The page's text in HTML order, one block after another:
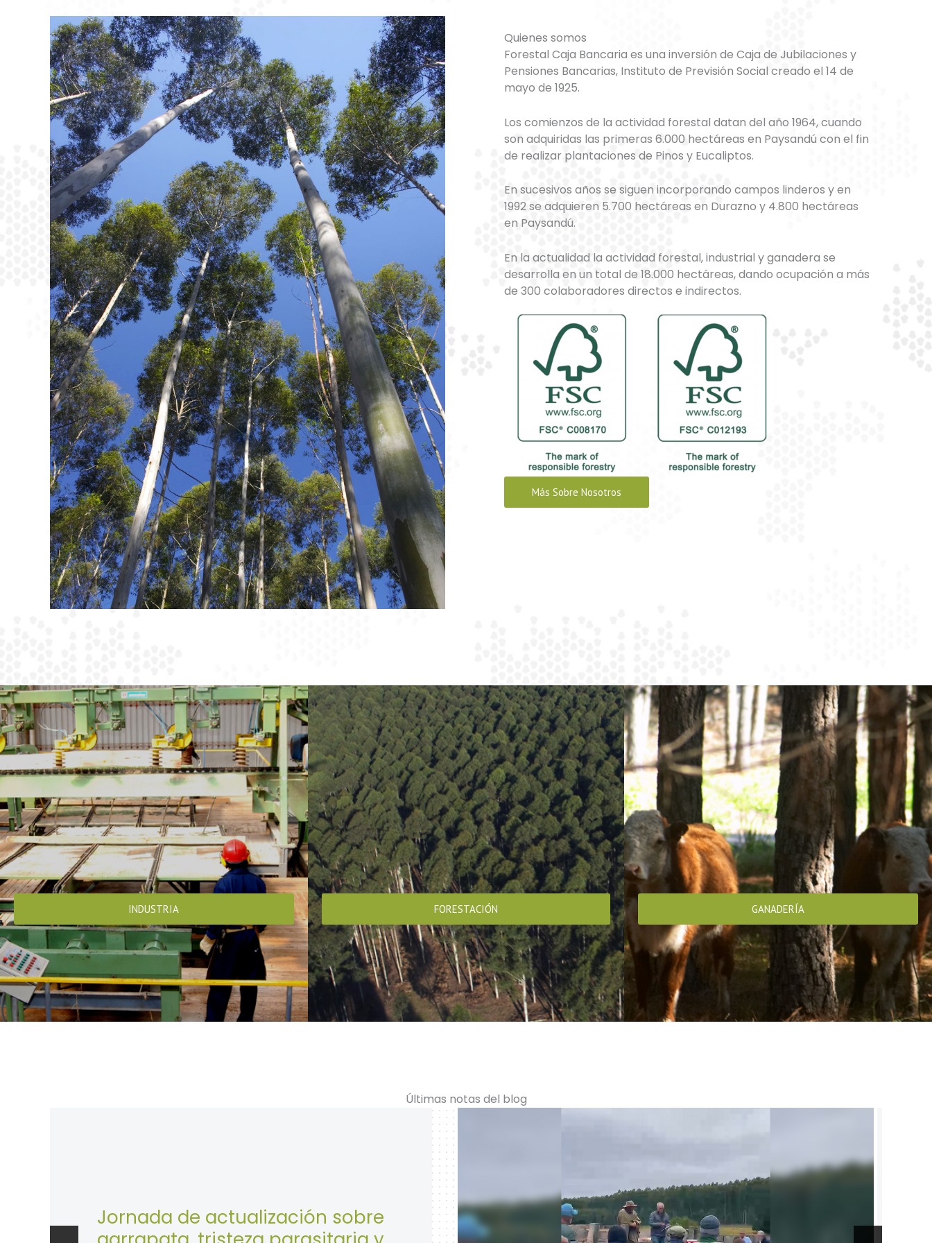
Quienes somos
Forestal Caja Bancaria es una inversión de Caja de Jubilaciones y
Pensiones Bancarias, Instituto de Previsión Social creado el 14 de
mayo de 1925.
Los comienzos de la actividad forestal datan del año 1964, cuando
son adquiridas las primeras 6.000 hectáreas en Paysandú con el fin
de realizar plantaciones de Pinos y Eucaliptos.
En sucesivos años se siguen incorporando campos linderos y en
1992 se adquieren 5.700 hectáreas en Durazno y 4.800 hectáreas
en Paysandú.
En la actualidad la actividad forestal, industrial y ganadera se
desarrolla en un total de 18.000 hectáreas, dando ocupación a más
de 300 colaboradores directos e indirectos.
Más Sobre Nosotros
INDUSTRIA FORESTACIÓN GANADERÍA
Últimas notas del blog
28 de Abril: Día Mundial de la